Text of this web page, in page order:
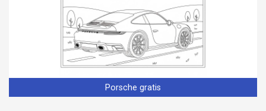
Porsche gratis